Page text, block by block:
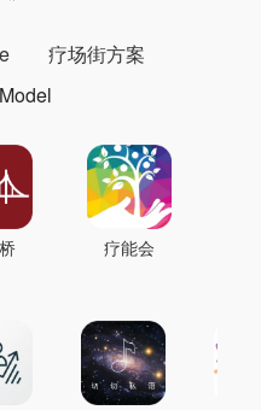
疗场街方案
疗能会